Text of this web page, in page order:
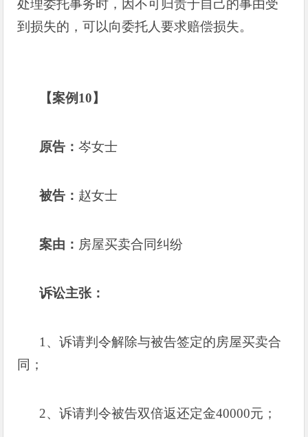
处理委托事务时，因不可归责于自己的事由受
到损失的，可以向委托人要求赔偿损失。
【案例10】
原告：岑女士
被告： 赵女士
案由： 房屋买卖合同纠纷
诉讼主张：
1 、诉请判令解除与被告签定的房屋买卖合
同；
2、诉请判令被告双倍返还定金40000元；